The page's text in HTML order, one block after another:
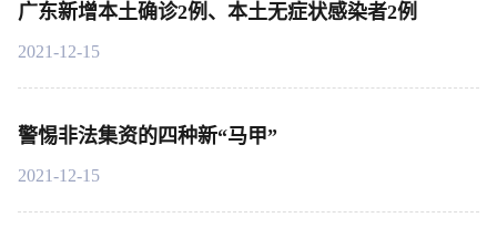
广东新增本土确诊2例、本土无症状感染者2例
2021-12-15
警惕非法集资的四种新“马甲”
2021-12-15